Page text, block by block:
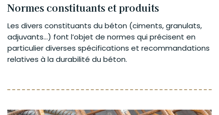
Normes constituants et produits
Les divers constituants du béton (ciments, granulats,
adjuvants…) font l’objet de normes qui précisent en
particulier diverses spécifications et recommandations
relatives à la durabilité du béton.